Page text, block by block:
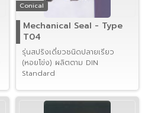
Conical
Mechanical Seal - Type
T04
รุ่นสปริงเดี่ยวชนิดปลายเรียว
(หอยโข่ง) ผลิตตาม DIN
Standard